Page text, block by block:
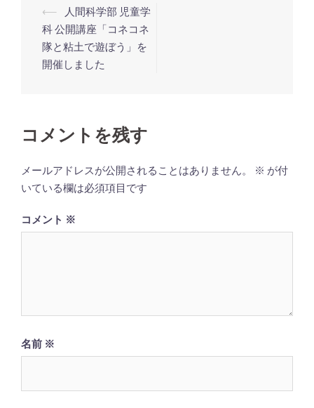
投
稿
ナ
ビ
シ
ン
⟵
人間科学部 児童学
科 公開講座「コネコネ
隊と粘土で遊ぼう」を
開催しました
コメントを残す
メールアドレスが公開されることはありません。 ※ が付
いている欄は必須項目です
コメント ※
名前 ※